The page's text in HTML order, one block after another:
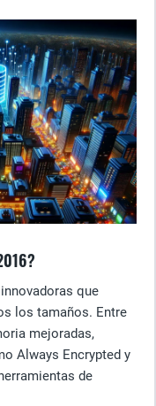
que
los tamaños. Entre
mejoradas,
Always Encrypted y
de